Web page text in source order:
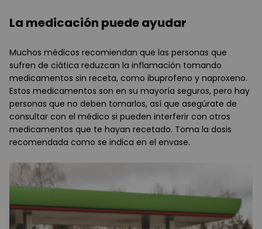
La medicación puede ayudar
Muchos médicos recomiendan que las personas que
sufren de ciática reduzcan la inflamación tomando
medicamentos sin receta, como ibuprofeno y naproxeno.
Estos medicamentos son en su mayoría seguros, pero hay
personas que no deben tomarlos, así que asegúrate de
consultar con el médico si pueden interferir con otros
medicamentos que te hayan recetado. Toma la dosis
recomendada como se indica en el envase.